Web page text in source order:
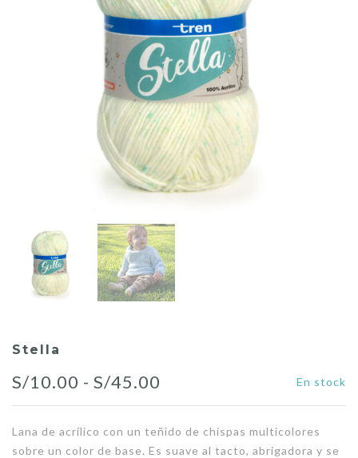
Stella
S/10.00 - S/45.00
de
precios:
En stock
Lana de acrílico con un teñido de chispas multicolores
sobre un color de base. Es suave al tacto, abrigadora y se